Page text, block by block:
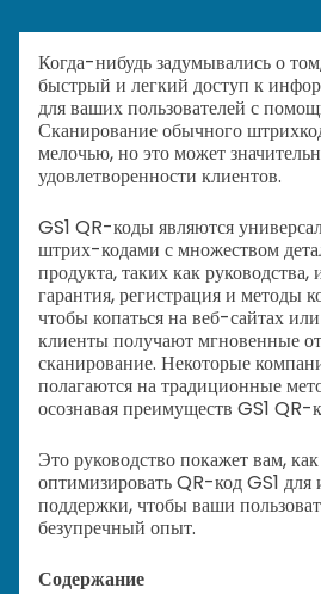
Когда-нибудь задумывались о
быстрый и легкий доступ к
для ваших пользователей с
Сканирование обычного
мелочью, но это может
удовлетворенности клиентов.
GS1 QR-коды являются
штрих-кодами с множеством
продукта, таких как
гарантия, регистрация и методы
чтобы копаться на веб-сайтах
клиенты получают мгновенные
сканирование. Некоторые
полагаются на традиционные
осознавая преимуществ GS1 QR-
Это руководство покажет вам, как
оптимизировать QR-код GS1
поддержки, чтобы ваши
безупречный опыт.
Содержание